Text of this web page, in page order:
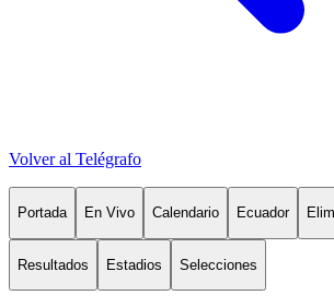
Volver al Telégrafo
Portada En Vivo Calendario Ecuador
Resultados Estadios Selecciones